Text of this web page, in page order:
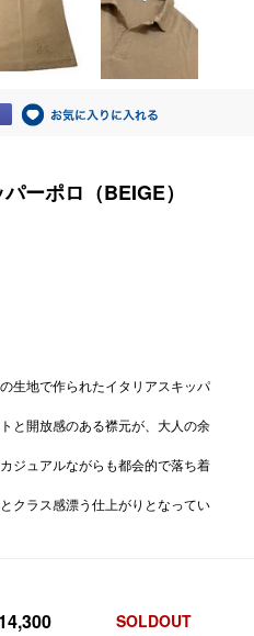
ーポロ（BEIGE）
生地で作られたイタリアスキッパ
と開放感のある襟元が、大人の余
ジュアルながらも都会的で落ち着
クラス感漂う仕上がりとなってい
SOLDOUT